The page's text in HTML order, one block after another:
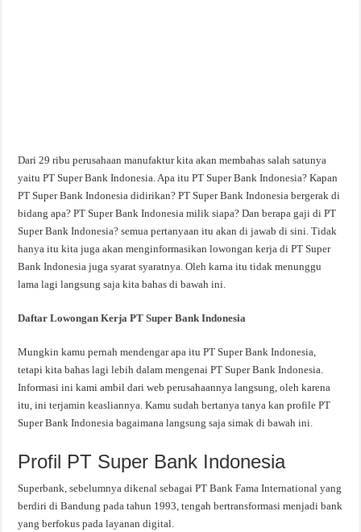
Dari 29 ribu perusahaan manufaktur kita akan membahas salah satunya
yaitu PT Super Bank Indonesia. Apa itu PT Super Bank Indonesia? Kapan
PT Super Bank Indonesia didirikan? PT Super Bank Indonesia bergerak di
bidang apa? PT Super Bank Indonesia milik siapa? Dan berapa gaji di PT
Super Bank Indonesia? semua pertanyaan itu akan di jawab di sini. Tidak
hanya itu kita juga akan menginformasikan lowongan kerja di PT Super
Bank Indonesia juga syarat syaratnya. Oleh karna itu tidak menunggu
lama lagi langsung saja kita bahas di bawah ini.
Daftar Lowongan Kerja PT Super Bank Indonesia
Mungkin kamu pernah mendengar apa itu PT Super Bank Indonesia,
tetapi kita bahas lagi lebih dalam mengenai PT Super Bank Indonesia.
Informasi ini kami ambil dari web perusahaannya langsung, oleh karena
itu, ini terjamin keasliannya. Kamu sudah bertanya tanya kan profile PT
Super Bank Indonesia bagaimana langsung saja simak di bawah ini.
Profil PT Super Bank Indonesia
Superbank, sebelumnya dikenal sebagai PT Bank Fama International yang
berdiri di Bandung pada tahun 1993, tengah bertransformasi menjadi bank
yang berfokus pada layanan digital.